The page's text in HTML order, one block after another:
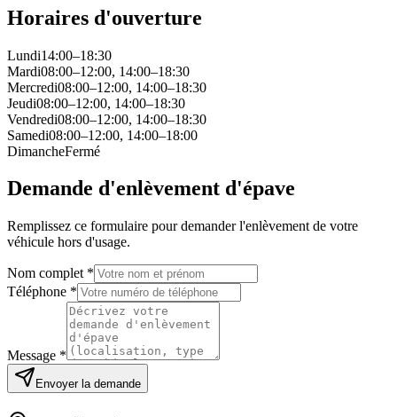
Horaires d'ouverture
Lundi14:00–18:30
Mardi08:00–12:00, 14:00–18:30
Mercredi08:00–12:00, 14:00–18:30
Jeudi08:00–12:00, 14:00–18:30
Vendredi08:00–12:00, 14:00–18:30
Samedi08:00–12:00, 14:00–18:00
DimancheFermé
Demande d'enlèvement d'épave
Remplissez ce formulaire pour demander l'enlèvement de votre
véhicule hors d'usage.
Nom complet *
Téléphone *
Message *
Envoyer la demande